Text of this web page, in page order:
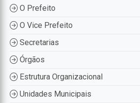
O Prefeito
O Vice Prefeito
Secretarias
Órgãos
Estrutura Organizacional
Unidades Municipais